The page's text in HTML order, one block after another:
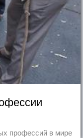
профессий в мире